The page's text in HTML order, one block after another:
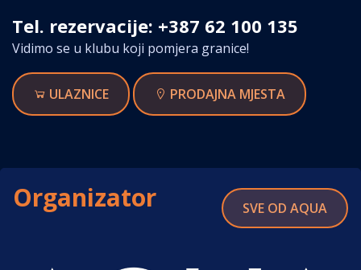
Tel. rezervacije: +387 62 100 135
Vidimo se u klubu koji pomjera granice!
ULAZNICE PRODAJNA MJESTA
SVE OD AQUA
Organizator